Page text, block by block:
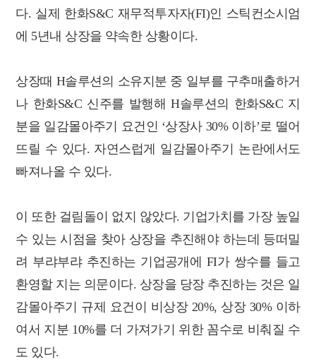
다. 실제 한화S&C 재무적투자자(FI)인 스틱컨소시엄
에 5년내 상장을 약속한 상황이다.
상장때 H솔루션의 소유지분 중 일부를 구추매출하거
나 한화S&C 신주를 발행해 H솔루션의 한화S&C 지
분을 일감몰아주기 요건인 ‘상장사 30% 이하’로 떨어
뜨릴 수 있다. 자연스럽게 일감몰아주기 논란에서도
빠져나올 수 있다.
이 또한 걸림돌이 없지 않았다. 기업가치를 가장 높일
수 있는 시점을 찾아 상장을 추진해야 하는데 등떠밀
려 부랴부랴 추진하는 기업공개에 FI가 쌍수를 들고
환영할 지는 의문이다. 상장을 당장 추진하는 것은 일
감몰아주기 규제 요건이 비상장 20%, 상장 30% 이하
여서 지분 10%를 더 가져가기 위한 꼼수로 비춰질 수
도 있다.